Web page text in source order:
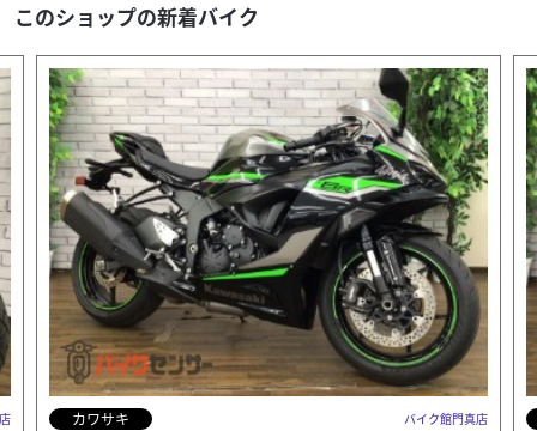
このショップの新着バイク
ホンダ バイク館門真店